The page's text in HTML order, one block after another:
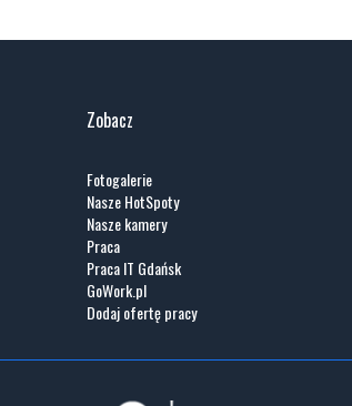
Zobacz
Fotogalerie
Nasze HotSpoty
Nasze kamery
Praca
Praca IT Gdańsk
GoWork.pl
Dodaj ofertę pracy